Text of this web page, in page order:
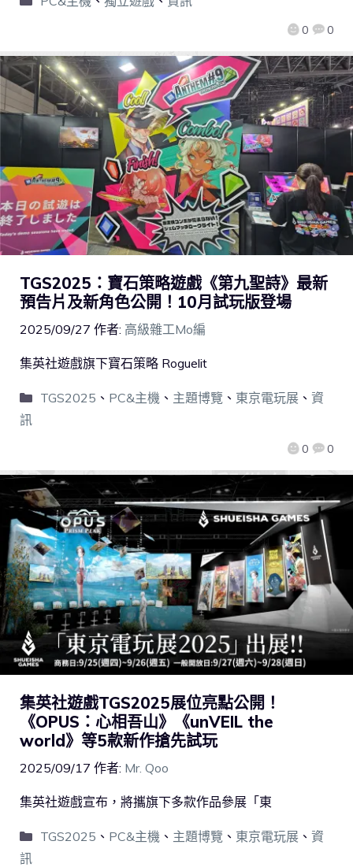
0 0
TGS2025：寶石策略遊戲《第九聖詩》最新
預告片及新角色公開！10月試玩版登場
2025/09/27 作者: 高級雜工Mo編
0 0
集英社遊戲旗下寶石策略 Roguelit
TGS2025 、 PC&主機、 主題博覽 、 東京電玩展、 資
訊
集英社遊戲TGS2025展位亮點公開！
《OPUS：心相吾山》《unVEIL the
world》等5款新作搶先試玩
2025/09/17 作者: Mr. Qoo
集英社遊戲宣布，將攜旗下多款作品參展「東
TGS2025 、 PC&主機 、 主題博覽 、 東京電玩展、 資
訊